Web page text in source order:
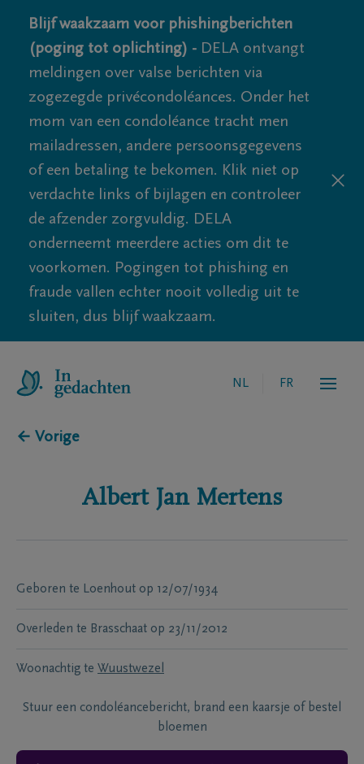
Blijf waakzaam voor phishingberichten
(poging tot oplichting) - DELA ontvangt
meldingen over valse berichten via
zogezegde privécondoléances. Onder het
mom van een condoléance tracht men
mailadressen, andere persoonsgegevens
of een betaling te bekomen. Klik niet op
verdachte links of bijlagen en controleer
de afzender zorgvuldig. DELA
onderneemt meerdere acties om dit te
voorkomen. Pogingen tot phishing en
fraude vallen echter nooit volledig uit te
sluiten, dus blijf waakzaam.
NL FR
← Vorige
Albert Jan Mertens
Geboren te Loenhout op 12/07/1934
Overleden te Brasschaat op 23/11/2012
Woonachtig te Wuustwezel
Stuur een condoléancebericht, brand een kaarsje of bestel
bloemen